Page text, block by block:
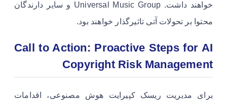
خواهند داشت. Universal Music Group و سایر دارندگان
محتوا بر تحولات آتی تاثیرگذار خواهند بود.
Call to Action: Proactive Steps for AI
Copyright Risk Management
برای مدیریت ریسک کپیرایت هوش مصنوعی، اقدامات